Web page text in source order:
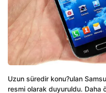
Uzun süredir konu?ulan
resmi olarak duyuruldu. Daha